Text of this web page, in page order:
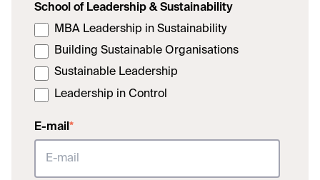
School of Leadership & Sustainability
MBA Leadership in Sustainability
Building Sustainable Organisations
Sustainable Leadership
Leadership in Control
E-mail *